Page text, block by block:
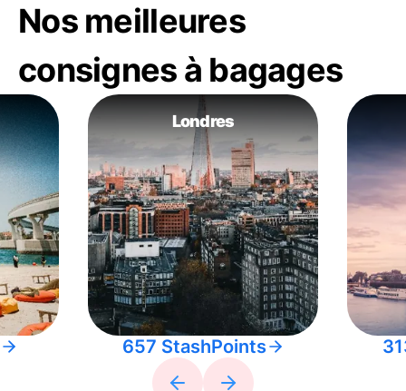
Nos meilleures
consignes à bagages
Londres
657 StashPoints